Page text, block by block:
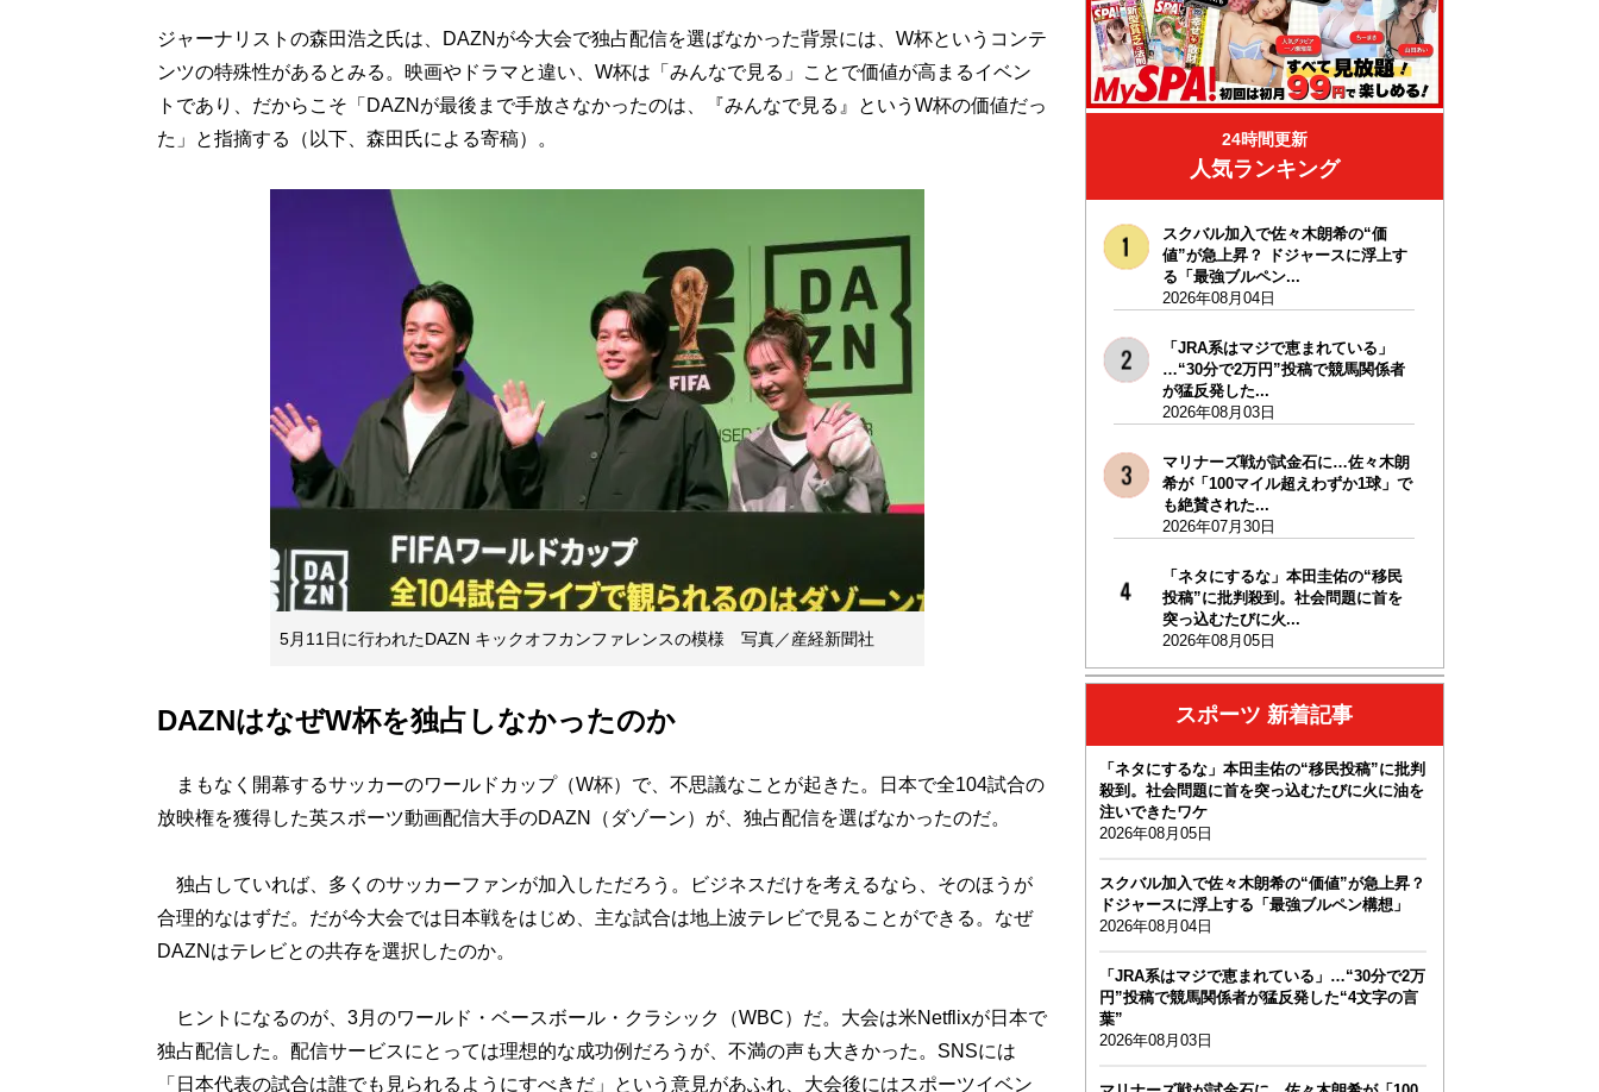
ジャーナリストの森田浩之氏は、DAZNが今大会で独占配信を選ばなかった背景には、W杯というコンテ
ンツの特殊性があるとみる。映画やドラマと違い、W杯は「みんなで見る」ことで価値が高まるイベン
トであり、だからこそ「DAZNが最後まで手放さなかったのは、『みんなで見る』というW杯の価値だっ
た」と指摘する（以下、森田氏による寄稿）。
5月11日に行われたDAZN キックオフカンファレンスの模様 写真／産経新聞社
DAZNはなぜW杯を独占しなかったのか
まもなく開幕するサッカーのワールドカップ（W杯）で、不思議なことが起きた。日本で全104試合の
放映権を獲得した英スポーツ動画配信大手のDAZN（ダゾーン）が、独占配信を選ばなかったのだ。
独占していれば、多くのサッカーファンが加入しただろう。ビジネスだけを考えるなら、そのほうが
合理的なはずだ。だが今大会では日本戦をはじめ、主な試合は地上波テレビで見ることができる。なぜ
DAZNはテレビとの共存を選択したのか。
ヒントになるのが、3月のワールド・ベースボール・クラシック（WBC）だ。大会は米Netflixが日本で
独占配信した。配信サービスにとっては理想的な成功例だろうが、不満の声も大きかった。SNSには
「日本代表の試合は誰でも見られるようにすべきだ」という意見があふれ、大会後にはスポーツイベン
24時間更新
人気ランキング
スクバル加入で佐々木朗希の“価
値”が急上昇？ ドジャースに浮上す
る「最強ブルペン...
2026年08月04日
「JRA系はマジで恵まれている」
…“30分で2万円”投稿で競馬関係者
が猛反発した...
2026年08月03日
マリナーズ戦が試金石に…佐々木朗
希が「100マイル超えわずか1球」で
も絶賛された...
2026年07月30日
「ネタにするな」本田圭佑の“移民
投稿”に批判殺到。社会問題に首を
突っ込むたびに火...
2026年08月05日
スポーツ 新着記事
「ネタにするな」本田圭佑の“移民投稿”に批判
殺到。社会問題に首を突っ込むたびに火に油を
注いできたワケ
2026年08月05日
スクバル加入で佐々木朗希の“価値”が急上昇？
ドジャースに浮上する「最強ブルペン構想」
2026年08月04日
「JRA系はマジで恵まれている」…“30分で2万
円”投稿で競馬関係者が猛反発した“4文字の言
葉”
2026年08月03日